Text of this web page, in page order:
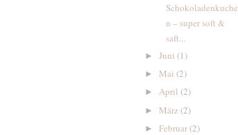
Schokoladenkuche
n – super soft &
saft...
► Juni (1)
► Mai (2)
► April (2)
► März (2)
► Februar(2)